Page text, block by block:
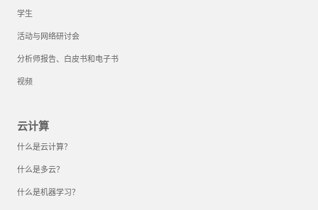
学生
活动与网络研讨会
分析师报告、白皮书和电子书
视频
云计算
什么是云计算？
什么是多云？
什么是机器学习？